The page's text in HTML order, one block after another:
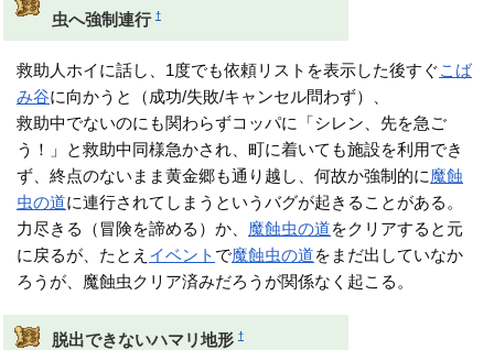
虫へ強制連行 †
救助人ホイに話し、1度でも依頼リストを表示した後すぐこば
み谷に向かうと（成功/失敗/キャンセル問わず）、
救助中でないのにも関わらずコッパに「シレン、先を急ご
う！」と救助中同様急かされ、町に着いても施設を利用でき
ず、終点のないまま黄金郷も通り越し、何故か強制的に魔蝕
虫の道に連行されてしまうというバグが起きることがある。
力尽きる（冒険を諦める）か、 魔蝕虫の道をクリアすると元
に戻るが、たとえ イベント で魔蝕虫の道をまだ出していなか
ろうが、魔蝕虫クリア済みだろうが関係なく起こる。
脱出できないハマリ地形 †